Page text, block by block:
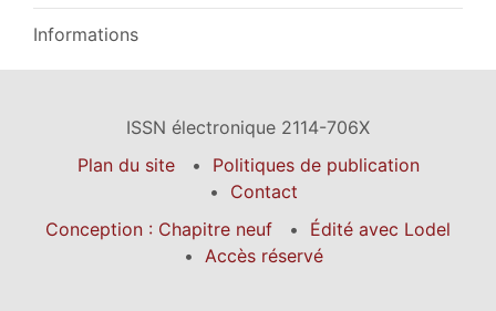
Informations
ISSN électronique 2114-706X
Plan du site
Politiques de publication
Contact
Conception : Chapitre neuf
Édité avec Lodel
Accès réservé